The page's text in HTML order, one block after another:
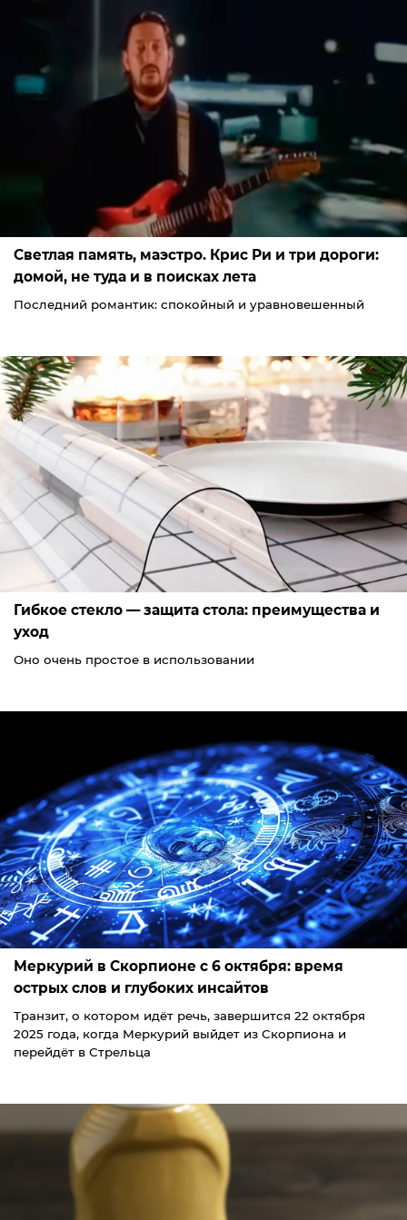
Светлая память, маэстро. Крис Ри и три дороги:
домой, не туда и в поисках лета
Последний романтик: спокойный и уравновешенный
Гибкое стекло — защита стола: преимущества и
уход
Оно очень простое в использовании
Меркурий в Скорпионе с 6 октября: время
острых слов и глубоких инсайтов
Транзит, о котором идёт речь, завершится 22 октября
2025 года, когда Меркурий выйдет из Скорпиона и
перейдёт в Стрельца